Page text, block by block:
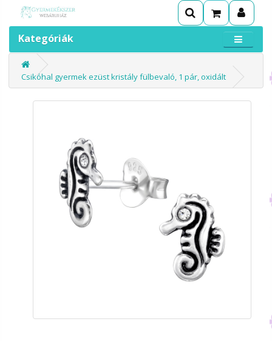
Kategóriák
Csikóhal gyermek ezüst kristály fülbevaló, 1 pár, oxidált